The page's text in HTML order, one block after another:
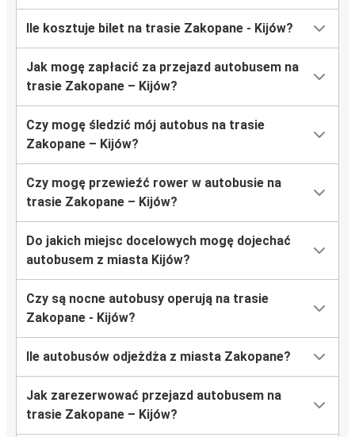
Ile kosztuje bilet na trasie Zakopane - Kijów?
Jak mogę zapłacić za przejazd autobusem na
trasie Zakopane – Kijów?
Czy mogę śledzić mój autobus na trasie
Zakopane – Kijów?
Czy mogę przewieźć rower w autobusie na
trasie Zakopane – Kijów?
Do jakich miejsc docelowych mogę dojechać
autobusem z miasta Kijów?
Czy są nocne autobusy operują na trasie
Zakopane - Kijów?
Ile autobusów odjeżdża z miasta Zakopane?
Jak zarezerwować przejazd autobusem na
trasie Zakopane – Kijów?